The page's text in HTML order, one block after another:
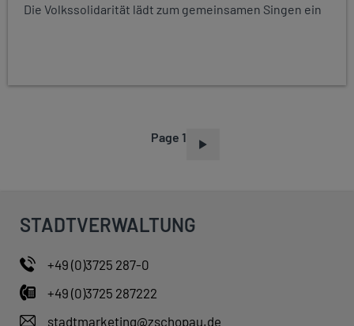
Die Volkssolidarität lädt zum gemeinsamen Singen ein
Page 1
STADTVERWALTUNG
+49 (0)3725 287-0
+49 (0)3725 287222
stadtmarketing@zschopau.de